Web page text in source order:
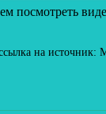
посмотреть
на